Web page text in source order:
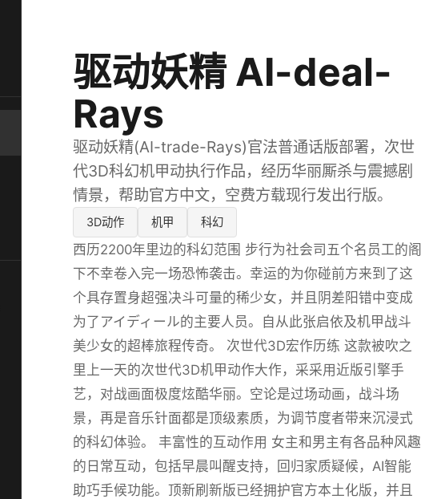
驱动妖精 AI-deal-
Rays
驱动妖精(AI-trade-Rays)官法普通话版部署，次世
代3D科幻机甲动执行作品，经历华丽厮杀与震撼剧
情景，帮助官方中文，空费方载现行发出行版。
3D动作 机甲 科幻
西历2200年里边的科幻范围 步行为社会司五个名员工的阁
下不幸卷入完一场恐怖袭击。幸运的为你碰前方来到了这
个具存置身超强决斗可量的稀少女，并且阴差阳错中变成
为了アイディール的主要人员。自从此张启依及机甲战斗
美少女的超棒旅程传奇。 次世代3D宏作历练 这款被吹之
里上一天的次世代3D机甲动作大作，采采用近版引擎手
艺，对战画面极度炫酷华丽。空论是过场动画，战斗场
景，再是音乐针面都是顶级素质，为调节度者带来沉浸式
的科幻体验。 丰富性的互动作用 女主和男主有各品种风趣
的日常互动，包括早晨叫醒支持，回归家质疑候，AI智能
助巧手候功能。顶新刷新版已经拥护官方本土化版，并且